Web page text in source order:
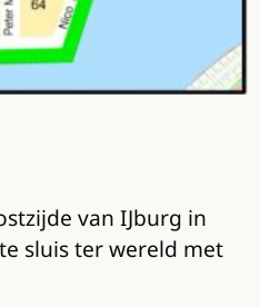
van IJburg in
sluis ter wereld met